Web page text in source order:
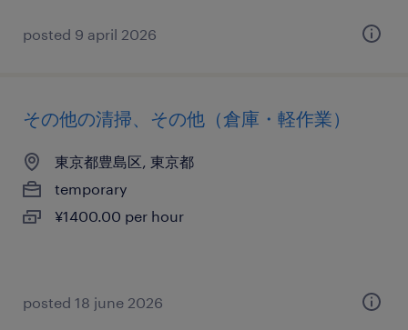
posted 9 april 2026
その他の清掃、その他（倉庫・軽作業）
東京都豊島区, 東京都
temporary
¥1400.00 per hour
posted 18 june 2026